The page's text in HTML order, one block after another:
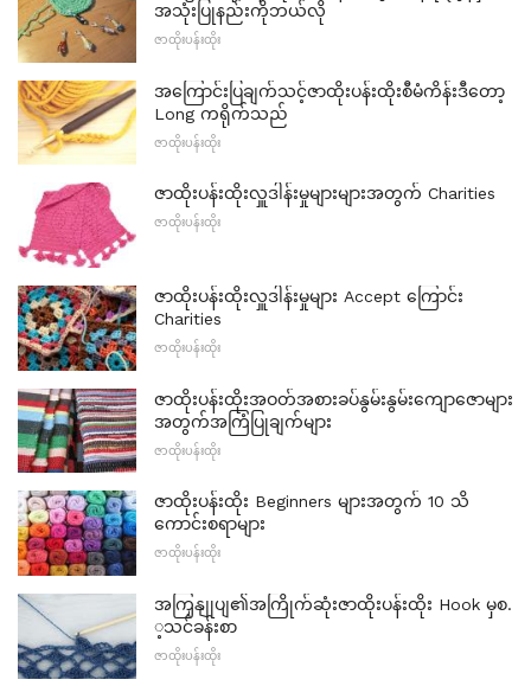
အသုံးပြုနည်းကိုဘယ်လို
ဇာထိုးပန်းထိုး
အကြောင်းပြချက်သင့်ဇာထိုးပန်းထိုးစီမံကိန်းဒီတော့
Long ကရိုက်သည်
ဇာထိုးပန်းထိုး
ဇာထိုးပန်းထိုးလှူဒါန်းမှုများများအတွက် Charities
ဇာထိုးပန်းထိုး
ဇာထိုးပန်းထိုးလှူဒါန်းမှုများ Accept ကြောင်း
Charities
ဇာထိုးပန်းထိုး
ဇာထိုးပန်းထိုးအဝတ်အစားခပ်နွမ်းနွမ်းကျောဇောများ
အတွက်အကြံပြုချက်များ
ဇာထိုးပန်းထိုး
ဇာထိုးပန်းထိုး Beginners များအတွက် 10 သိ
ကောင်းစရာများ
ဇာထိုးပန်းထိုး
အကြှနျုပျ၏အကြိုက်ဆုံးဇာထိုးပန်းထိုး Hook မှစ.
့သင်ခန်းစာ
ဇာထိုးပန်းထိုး